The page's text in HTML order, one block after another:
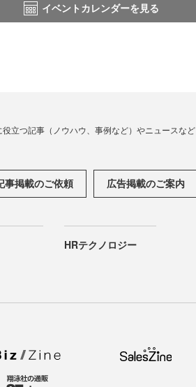
イベントカレンダーを見る
立つ記事（ノウハウ、事例など）やニュースなど
事掲載のご依頼 広告掲載のご案内
HRテクノロジー